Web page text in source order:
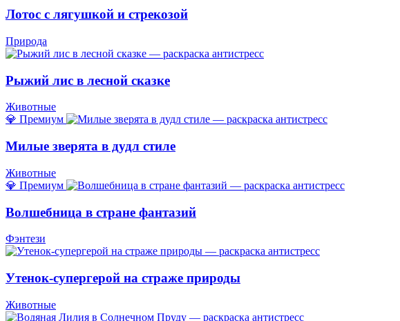
Лотос с лягушкой и стрекозой
Природа
Рыжий лис в лесной сказке
Животные
💎 Премиум
Милые зверята в дудл стиле
Животные
💎 Премиум
Волшебница в стране фантазий
Фэнтези
Утенок-супергерой на страже природы
Животные